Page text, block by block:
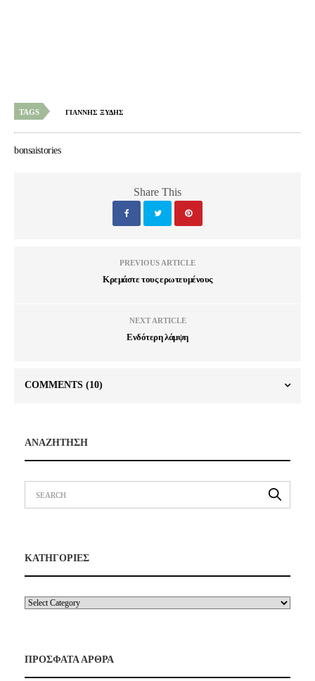
TAGS ΓΙΑΝΝΗΣ ΞΥΔΗΣ
bonsaistories
Share This
PREVIOUS ARTICLE
Κρεμάστε τους ερωτευμένους
NEXT ARTICLE
Ενδότερη λάμψη
COMMENTS (10)
ΑΝΑΖΗΤΗΣΗ
ΚΑΤΗΓΟΡΙΕΣ
ΠΡΟΣΦΑΤΑ ΑΡΘΡΑ